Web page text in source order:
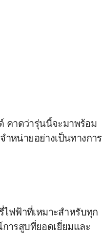
คาดว่ารุ่นนี้จะมาพร้อม
หน่ายอย่างเป็นทางการ
ฟฟ้าที่เหมาะสำหรับทุก
ารสูบที่ยอดเยี่ยมและ